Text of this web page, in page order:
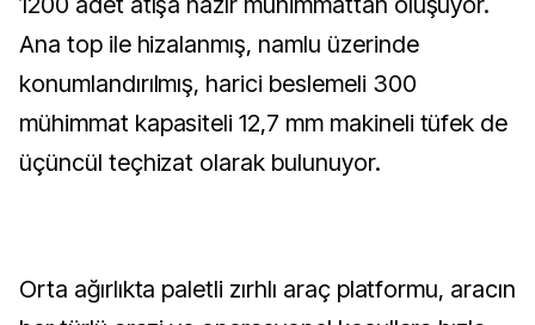
Ana top ile hizalanmış, namlu üzerinde
konumlandırılmış, harici beslemeli 300
mühimmat kapasiteli 12,7 mm makineli tüfek de
üçüncül teçhizat olarak bulunuyor.
Orta ağırlıkta paletli zırhlı araç platformu, aracın